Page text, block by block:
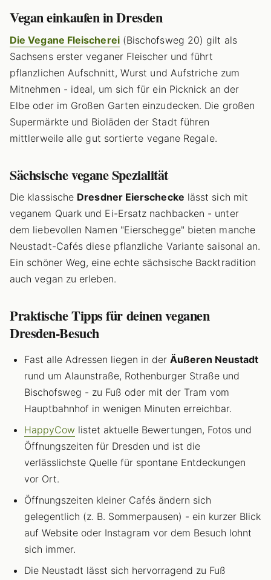
Vegan einkaufen in Dresden
Die Vegane Fleischerei(Bischofsweg 20) gilt als
Sachsens erster veganer Fleischer und führt
pflanzlichen Aufschnitt, Wurst und Aufstriche zum
Mitnehmen - ideal, um sich für ein Picknick an der
Elbe oder im Großen Garten einzudecken. Die großen
Supermärkte und Bioläden der Stadt führen
mittlerweile alle gut sortierte vegane Regale.
Sächsische vegane Spezialität
Die klassische Dresdner Eierschecke lässt sich mit
veganem Quark und Ei-Ersatz nachbacken - unter
dem liebevollen Namen "Eierschegge" bieten manche
Neustadt-Cafés diese pflanzliche Variante saisonal an.
Ein schöner Weg, eine echte sächsische Backtradition
auch vegan zu erleben.
Praktische Tipps für deinen veganen
Dresden-Besuch
Fast alle Adressen liegen in der Äußeren Neustadt
rund um Alaunstraße, Rothenburger Straße und
Bischofsweg - zu Fuß oder mit der Tram vom
Hauptbahnhof in wenigen Minuten erreichbar.
HappyCow listet aktuelle Bewertungen, Fotos und
Öffnungszeiten für Dresden und ist die
verlässlichste Quelle für spontane Entdeckungen
vor Ort.
Öffnungszeiten kleiner Cafés ändern sich
gelegentlich (z. B. Sommerpausen) - ein kurzer Blick
auf Website oder Instagram vor dem Besuch lohnt
sich immer.
Die Neustadt lässt sich hervorragend zu Fuß